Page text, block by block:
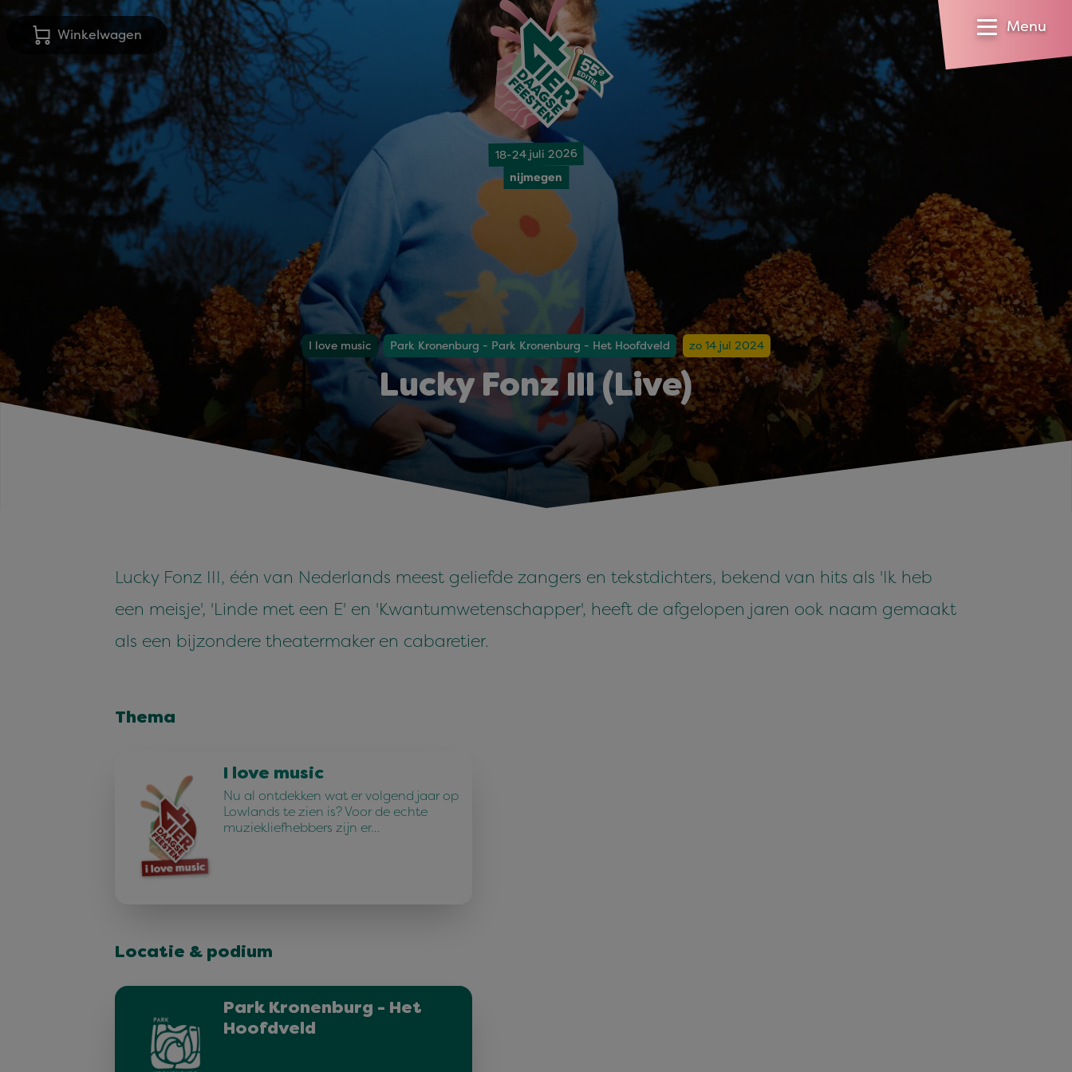
Winkelwagen
18-24 juli 2026
nijmegen
Menu
I love music Park Kronenburg - Park Kronenburg - Het Hoofdveld zo 14 jul 2024
Lucky Fonz III (Live)
Lucky Fonz III, één van Nederlands meest geliefde zangers en tekstdichters, bekend van hits als 'Ik heb
een meisje', 'Linde met een E' en 'Kwantumwetenschapper', heeft de afgelopen jaren ook naam gemaakt
als een bijzondere theatermaker en cabaretier.
Thema
I love music
Nu al ontdekken wat er volgend jaar op
Lowlands te zien is? Voor de echte
muziekliefhebbers zijn er…
Locatie & podium
Park Kronenburg - Het
Hoofdveld